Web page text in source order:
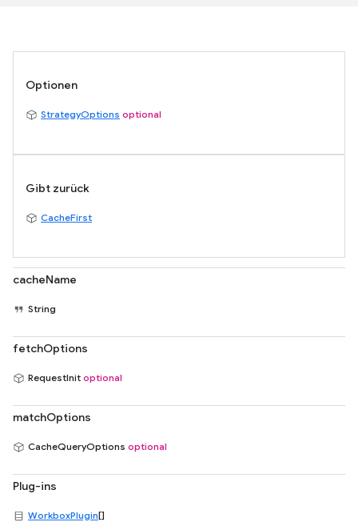
Optionen
StrategyOptions optional
Gibt zurück
CacheFirst
cacheName
String
fetchOptions
RequestInit optional
matchOptions
CacheQueryOptions optional
Plug-ins
WorkboxPlugin[]